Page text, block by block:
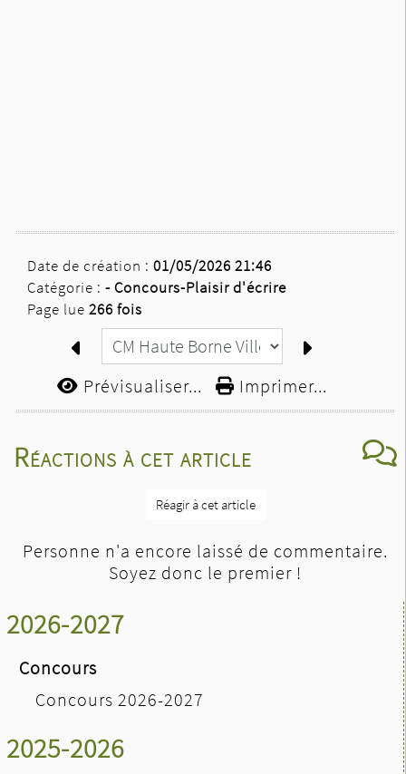
2026-2027
Concours
Concours 2026-2027
2025-2026
Date de création : 01/05/2026 21:46
Catégorie : -Concours-Plaisir d'écrire
Page lue 266 fois
Prévisualiser... Imprimer...
Réactions à cet article
Réagir à cet article
Personne n'a encore laissé de commentaire.
Soyez donc le premier !